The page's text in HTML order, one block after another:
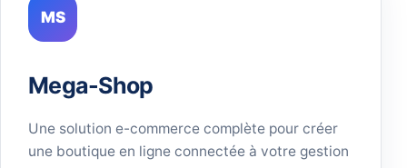
MS
Mega-Shop
Une solution e-commerce complète pour créer
une boutique en ligne connectée à votre gestion